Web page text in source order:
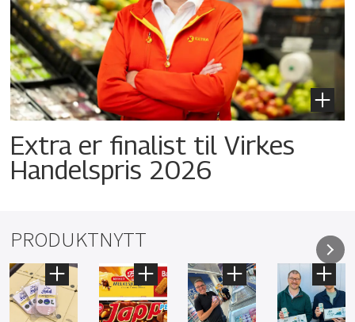
Extra er finalist til Virkes
Handelspris 2026
PRODUKTNYTT